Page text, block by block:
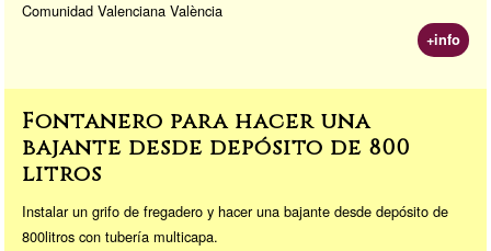
Comunidad Valenciana València
+info
Fontanero para hacer una
bajante desde depósito de 800
litros
Instalar un grifo de fregadero y hacer una bajante desde depósito de
800litros con tubería multicapa.